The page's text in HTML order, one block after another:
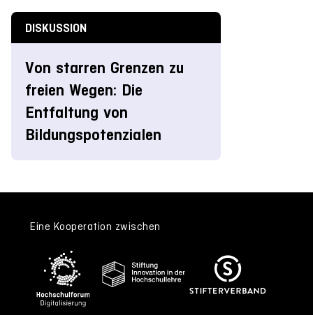
DISKUSSION
Von starren Grenzen zu
freien Wegen: Die
Entfaltung von
Bildungspotenzialen
Eine Kooperation zwischen